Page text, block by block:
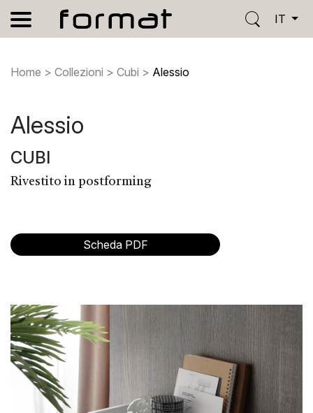
IT
Home > Collezioni > Cubi > Alessio
Alessio
CUBI
Rivestito in postforming
Scheda PDF